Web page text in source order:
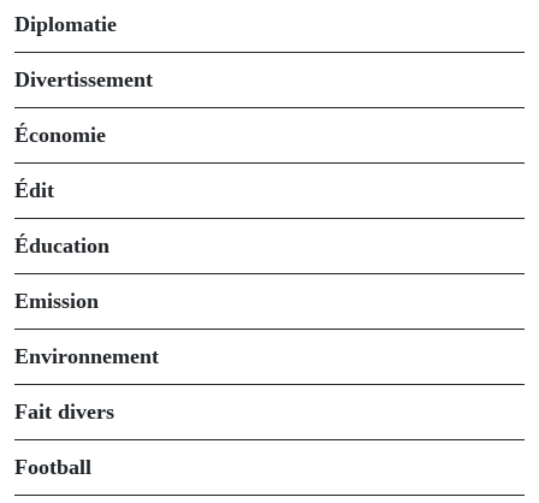
Diplomatie
Divertissement
Économie
Édit
Éducation
Emission
Environnement
Fait divers
Football